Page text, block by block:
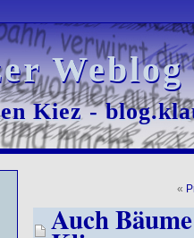
Kiez -
Kiez -
«
Auch